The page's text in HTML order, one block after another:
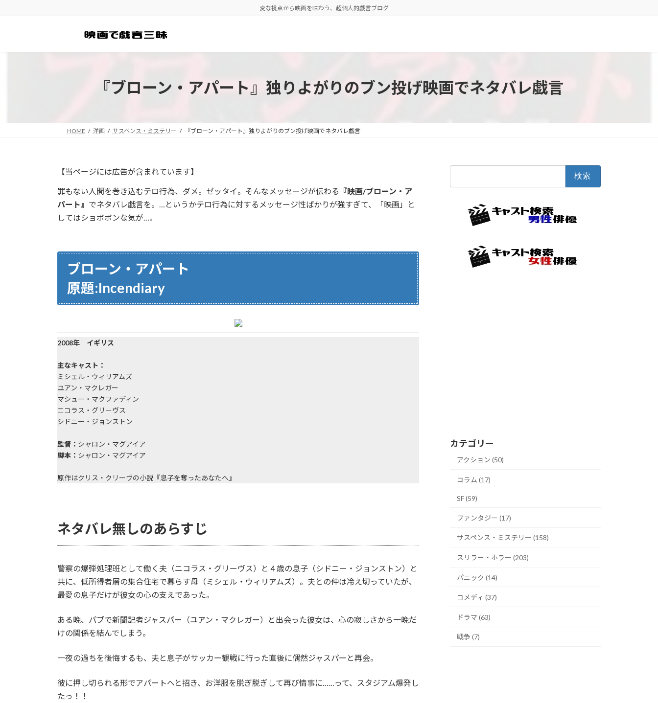
変な視点から映画を味わう、超個人的戯言ブログ
『ブローン・アパート』独りよがりのブン投げ映画でネタバレ戯言
HOME 洋画 サスペンス・ミステリー 『ブローン・アパート』独りよがりのブン投げ映画でネタバレ戯言
【当ページには広告が含まれています】
罪もない人間を巻き込むテロ行為、ダメ。ゼッタイ。そんなメッセージが伝わる 『映画/ブローン・ア
パート』 でネタバレ戯言を。…というかテロ行為に対するメッセージ性ばかりが強すぎて、「映画」と
してはショボボンな気が…。
ブローン・アパート
原題:Incendiary
2008年 イギリス
主なキャスト：
ミシェル・ウィリアムズ
ユアン・マクレガー
マシュー・マクファディン
ニコラス・グリーヴス
シドニー・ジョンストン
監督： シャロン・マグアイア
脚本： シャロン・マグアイア
原作はクリス・クリーヴの小説『息子を奪ったあなたへ』
ネタバレ無しのあらすじ
警察の爆弾処理班として働く夫（ニコラス・グリーヴス）と４歳の息子（シドニー・ジョンストン）と
共に、低所得者層の集合住宅で暮らす母（ミシェル・ウィリアムズ）。夫との仲は冷え切っていたが、
最愛の息子だけが彼女の心の支えであった。
ある晩、パブで新聞記者ジャスパー（ユアン・マクレガー）と出会った彼女は、心の寂しさから一晩だ
けの関係を結んでしまう。
一夜の過ちを後悔するも、夫と息子がサッカー観戦に行った直後に偶然ジャスパーと再会。
彼に押し切られる形でアパートへと招き、お洋服を脱ぎ脱ぎして再び情事に……って、スタジアム爆発し
たっ！！
カテゴリー
アクション (50)
コラム (17)
SF (59)
ファンタジー (17)
サスペンス・ミステリー (158)
スリラー・ホラー (203)
パニック (14)
コメディ (37)
ドラマ (63)
戦争 (7)